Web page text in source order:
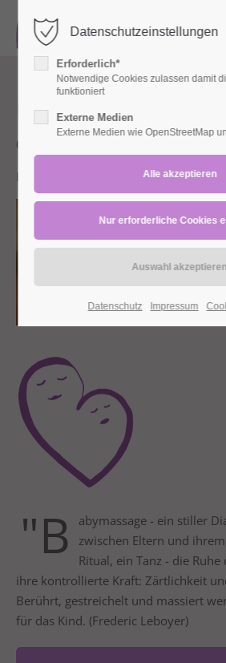
Login
Benutzername
Lost your password?
Support
24h / 365days
We offer support for our customers
Get in touch
Cybersteel Inc.
376-293 City Road, Suite 600
San Francisco, CA 94102
Babymassage April
08.04.2024 12:00–13.05.2024 12:00
Lohbachstraße (Lohbachstraße 28,
"B
abymassage - ein stiller
zwischen Eltern und
Ritual, ein Tanz - die
ihre kontrollierte Kraft: Zärtlichkeit
Berührt, gestreichelt und massiert
für das Kind. (Frederic Leboyer)
Datenschutzeinstellungen
Erforderlich*
Notwendige Cookies zulassen damit
funktioniert
Externe Medien
Externe Medien wie OpenStreetMap
Datenschutz Impressum